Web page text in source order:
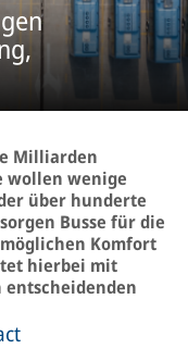
Milliarden
wollen wenige
über hunderte
Busse für die
Komfort
hierbei mit